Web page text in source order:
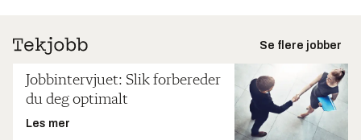
Se flere jobber
Jobbintervjuet: Slik forbereder
du deg optimalt
Les mer